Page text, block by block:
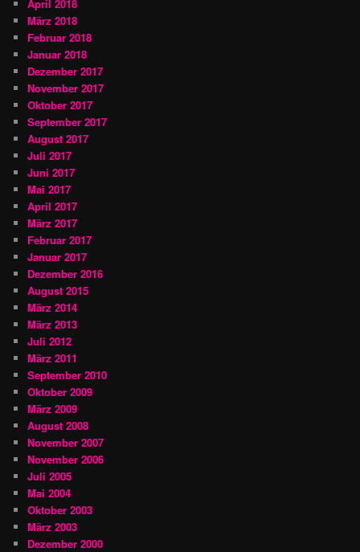
April 2018
März 2018
Februar 2018
Januar 2018
Dezember 2017
November 2017
Oktober 2017
September 2017
August 2017
Juli 2017
Juni 2017
Mai 2017
April 2017
März 2017
Februar 2017
Januar 2017
Dezember 2016
August 2015
März 2014
März 2013
Juli 2012
März 2011
September 2010
Oktober 2009
März 2009
August 2008
November 2007
November 2006
Juli 2005
Mai 2004
Oktober 2003
März 2003
Dezember 2000